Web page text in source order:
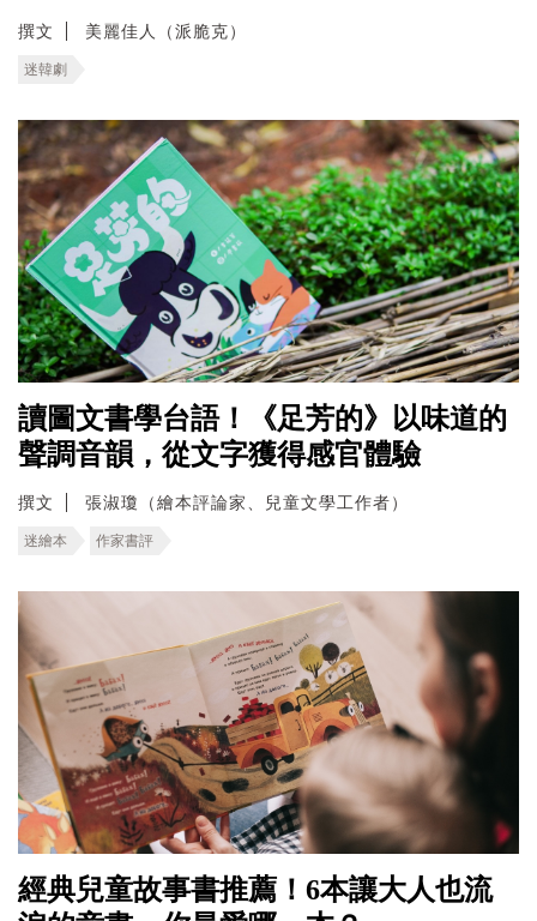
撰文 美麗佳人（派脆克）
迷韓劇
讀圖文書學台語！《足芳的》以味道的
聲調音韻，從文字獲得感官體驗
撰文 張淑瓊（繪本評論家、兒童文學工作者）
迷繪本 作家書評
經典兒童故事書推薦！6本讓大人也流